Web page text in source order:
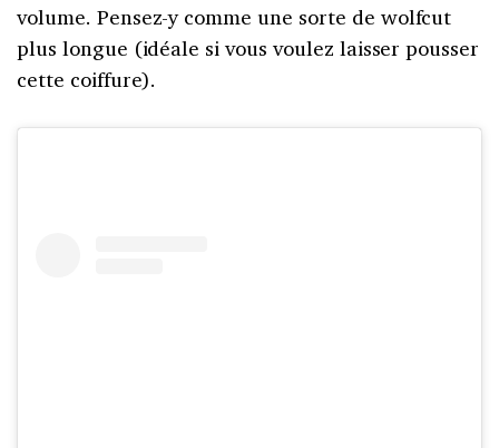
volume. Pensez-y comme une sorte de wolfcut
plus longue (idéale si vous voulez laisser pousser
cette coiffure).